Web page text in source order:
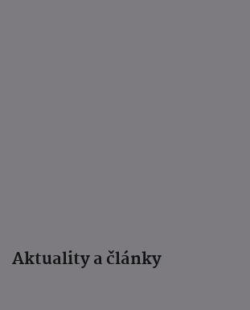
Aktuality a články